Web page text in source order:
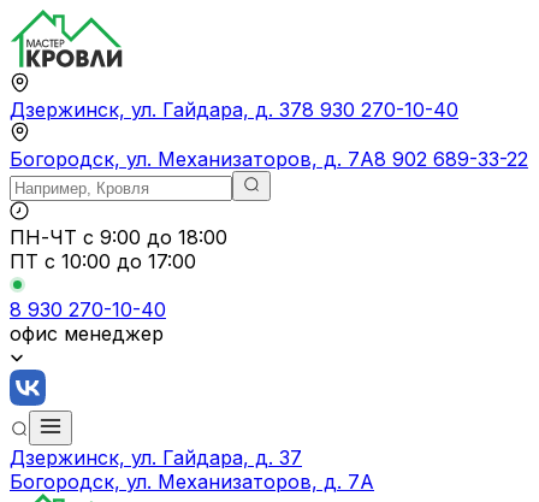
Дзержинск, ул. Гайдара, д. 378 930 270-10-40
Богородск, ул. Механизаторов, д. 7А8 902 689-33-22
ПН-ЧТ с 9:00 до 18:00
ПТ с 10:00 до 17:00
8 930 270-10-40
офис менеджер
Дзержинск, ул. Гайдара, д. 37
Богородск, ул. Механизаторов, д. 7А